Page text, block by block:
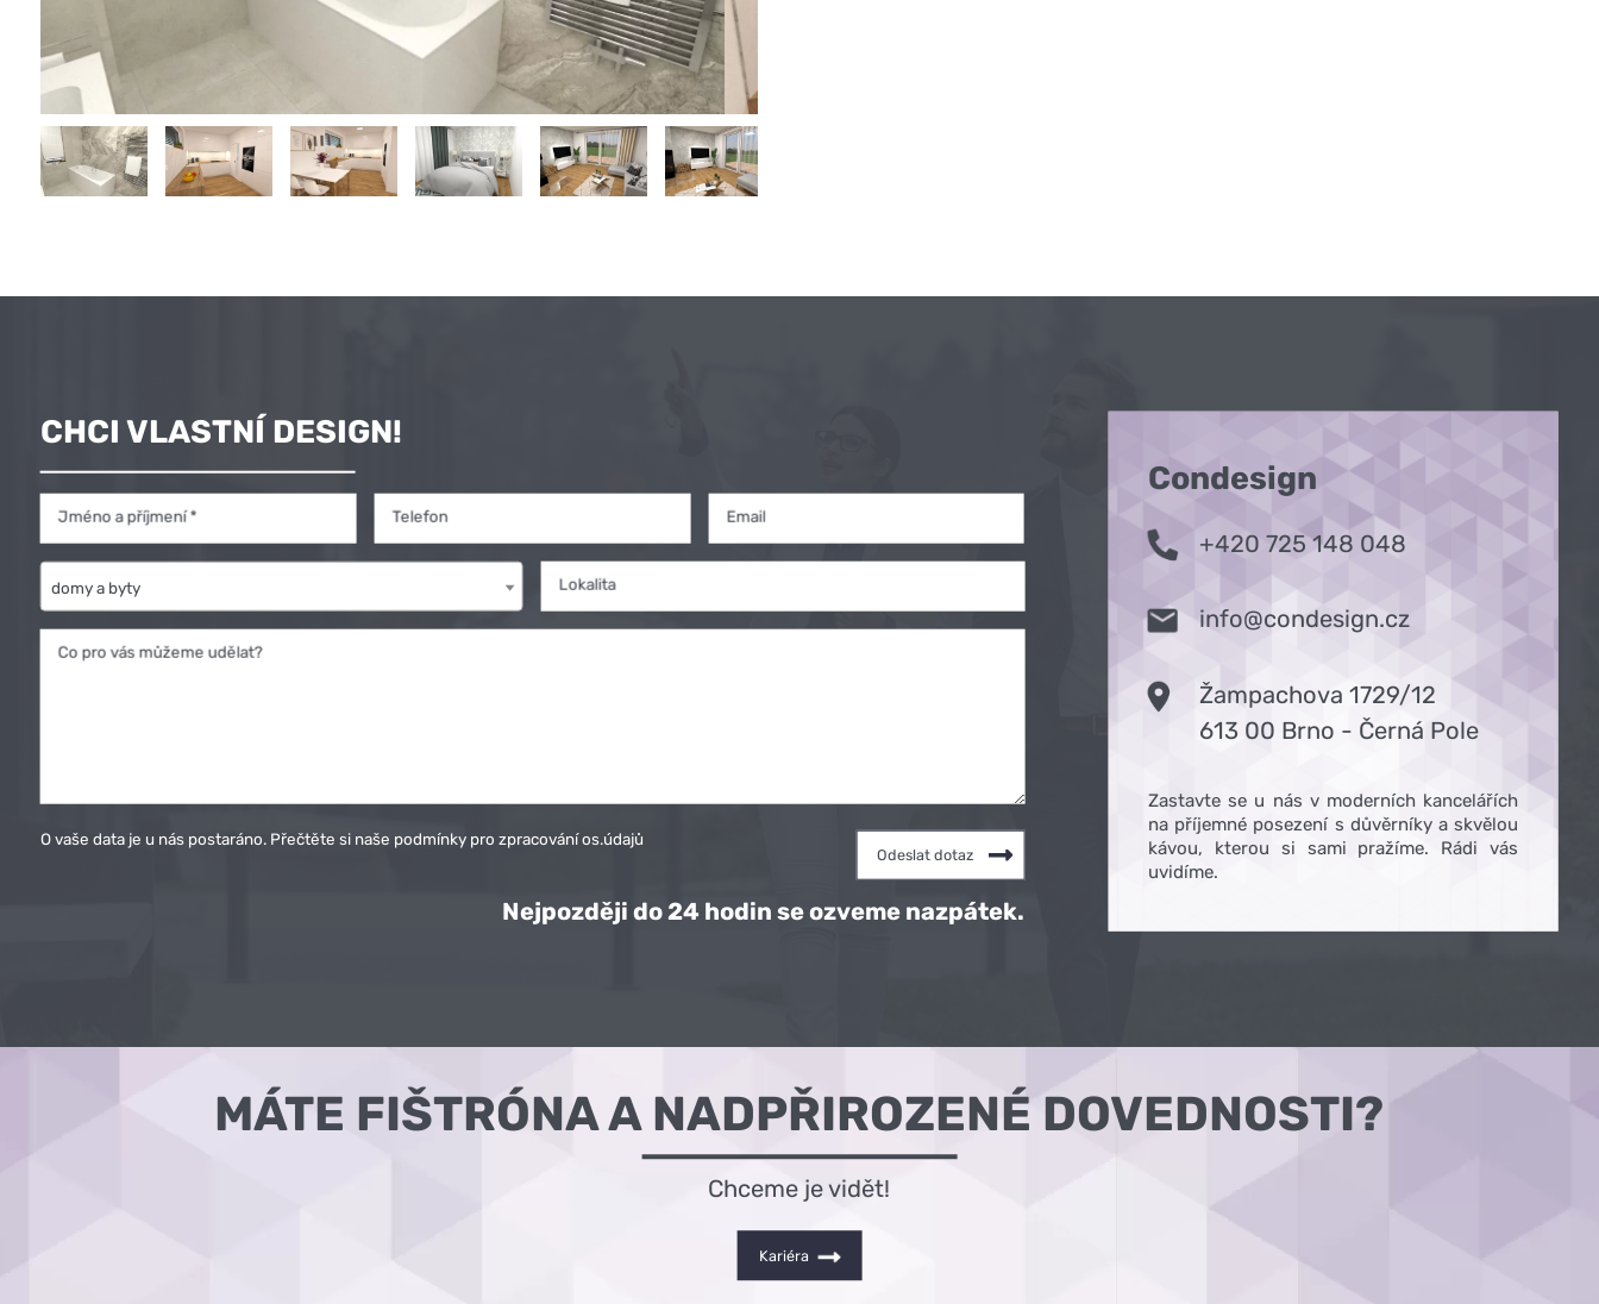
CHCI VLASTNÍ DESIGN!
Jméno a příjmení * Telefon Email
domy a byty Lokalita
Co pro vás můžeme udělat?
O vaše data je u nás postaráno. Přečtěte si naše podmínky pro zpracování os.údajů
Nejpozději do 24 hodin se ozveme nazpátek.
Condesign
+420 725 148 048
info@condesign.cz
Žampachova 1729/12
613 00 Brno - Černá Pole
Zastavte se u nás v moderních kancelářích
na příjemné posezení s důvěrníky a skvělou
kávou, kterou si sami pražíme. Rádi vás
uvidíme.
MÁTE FIŠTRÓNA A NADPŘIROZENÉ DOVEDNOSTI?
Chceme je vidět!
Kariéra